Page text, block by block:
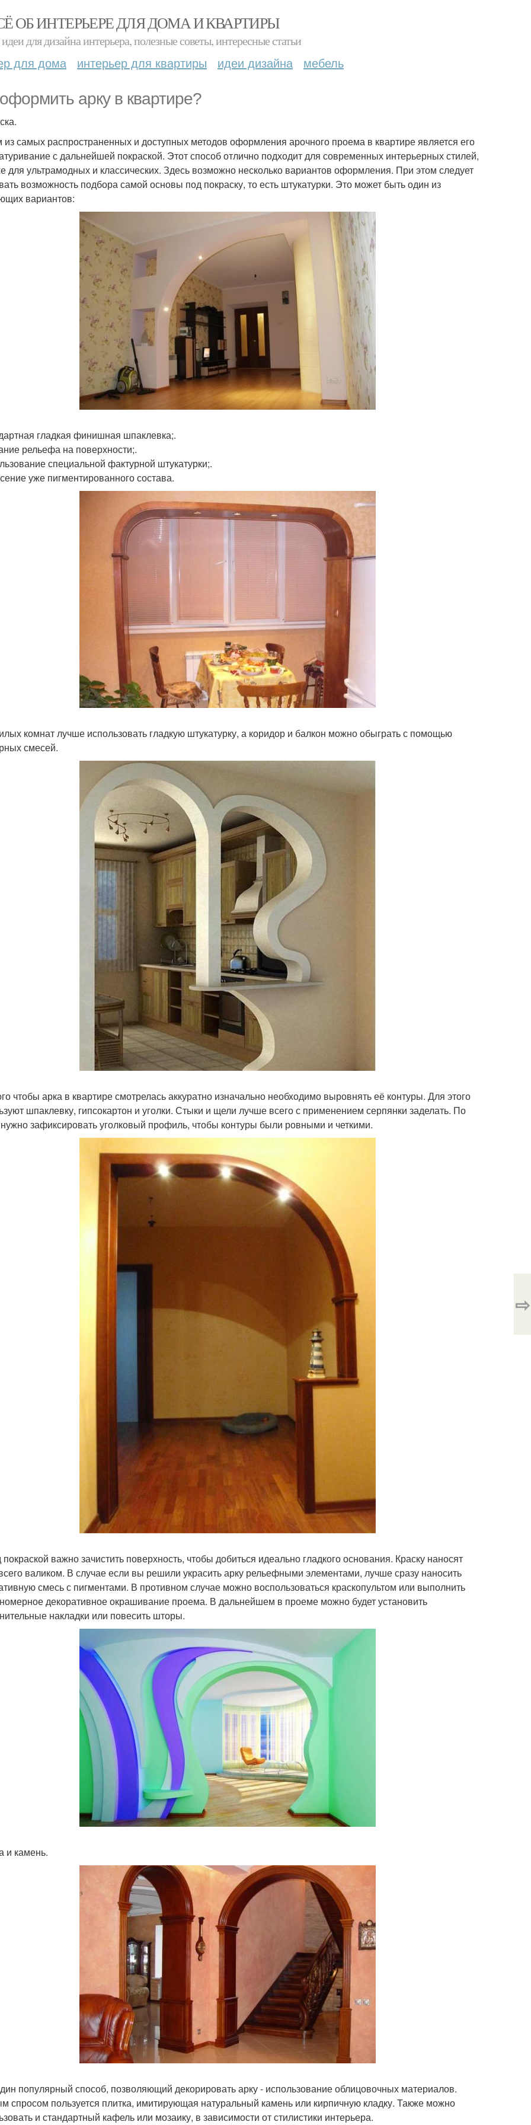
ОБ ИНТЕРЬЕРЕ ДЛЯ ДОМА И КВАРТИРЫ
для дизайна интерьера, полезные советы, интересные статьи
для дома интерьер для квартиры идеи дизайна мебель
арку в квартире?
самых распространенных и доступных методов оформления арочного проема в квартире является его
с дальнейшей покраской. Этот способ отлично подходит для современных интерьерных стилей,
для ультрамодных и классических. Здесь возможно несколько вариантов оформления. При этом следует
возможность подбора самой основы под покраску, то есть штукатурки. Это может быть один из
вариантов:
гладкая финишная шпаклевка;.
рельефа на поверхности;.
специальной фактурной штукатурки;.
уже пигментированного состава.
комнат лучше использовать гладкую штукатурку, а коридор и балкон можно обыграть с помощью
смесей.
чтобы арка в квартире смотрелась аккуратно изначально необходимо выровнять её контуры. Для этого
шпаклевку, гипсокартон и уголки. Стыки и щели лучше всего с применением серпянки заделать. По
зафиксировать уголковый профиль, чтобы контуры были ровными и четкими.
важно зачистить поверхность, чтобы добиться идеально гладкого основания. Краску наносят
валиком. В случае если вы решили украсить арку рельефными элементами, лучше сразу наносить
смесь с пигментами. В противном случае можно воспользоваться краскопультом или выполнить
декоративное окрашивание проема. В дальнейшем в проеме можно будет установить
накладки или повесить шторы.
и камень.
популярный способ, позволяющий декорировать арку - использование облицовочных материалов.
спросом пользуется плитка, имитирующая натуральный камень или кирпичную кладку. Также можно
и стандартный кафель или мозаику, в зависимости от стилистики интерьера.
⇨